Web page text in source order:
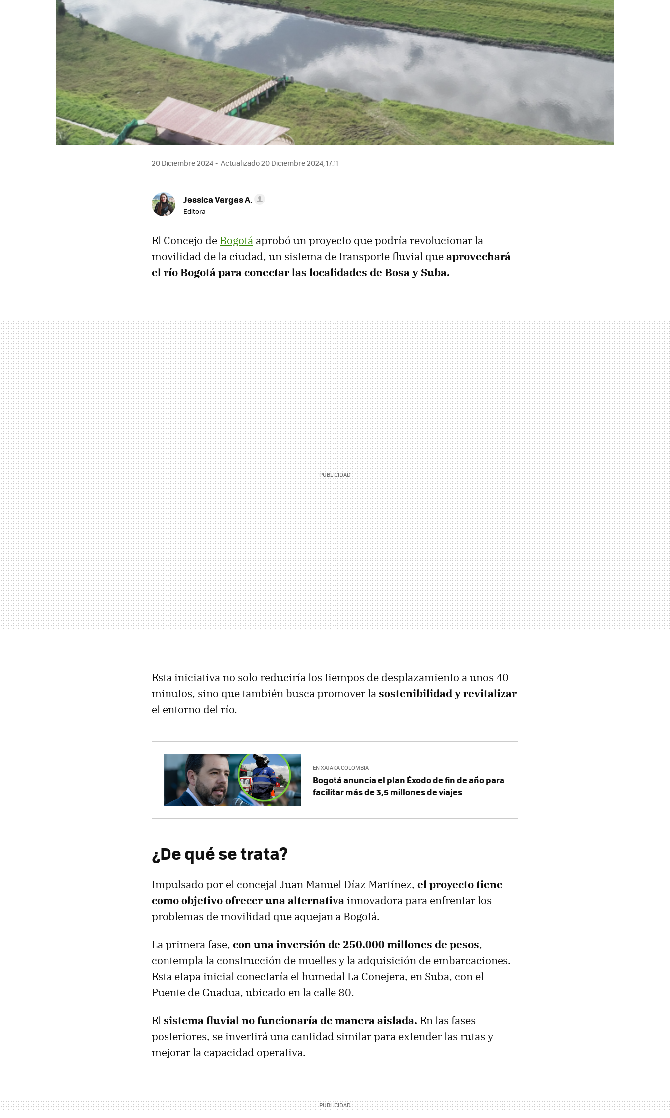
20 Diciembre 2024 Actualizado 20 Diciembre 2024, 17:11
Jessica Vargas A.
Editora
El Concejo de Bogotá aprobó un proyecto que podría revolucionar la
movilidad de la ciudad, un sistema de transporte fluvial queaprovechará
el río Bogotá para conectar las localidades de Bosa y Suba.
Esta iniciativa no solo reduciría los tiempos de desplazamiento a unos 40
minutos, sino que también busca promover lasostenibilidad y revitalizar
el entorno del río.
EN XATAKA COLOMBIA
Bogotá anuncia el plan Éxodo de fin de año para
facilitar más de 3,5 millones de viajes
¿De qué se trata?
Impulsado por el concejal Juan Manuel Díaz Martínez, el proyecto tiene
como objetivo ofrecer una alternativa innovadora para enfrentar los
problemas de movilidad que aquejan a Bogotá.
La primera fase, con una inversión de 250.000 millones de pesos,
contempla la construcción de muelles y la adquisición de embarcaciones.
Esta etapa inicial conectaría el humedal La Conejera, en Suba, con el
Puente de Guadua, ubicado en la calle 80.
Elsistema fluvial no funcionaría de manera aislada. En las fases
posteriores, se invertirá una cantidad similar para extender las rutas y
mejorar la capacidad operativa.